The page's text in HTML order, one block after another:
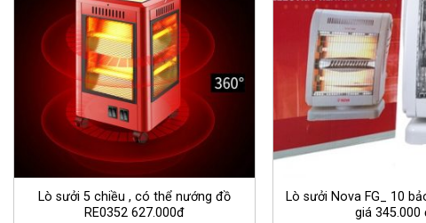
Lò sưởi 5 chiều , có thể nướng đồ
RE0352 627.000đ
Lò sưởi Nova FG_ 10
giá 345.000